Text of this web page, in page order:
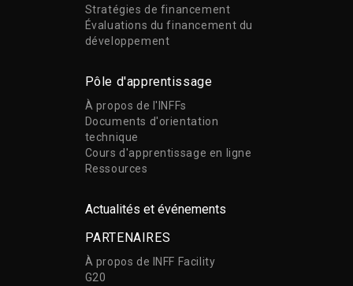
Stratégies de financement
Évaluations du financement du
développement
Pôle d'apprentissage
À propos de l'INFFs
Documents d'orientation
technique
Cours d'apprentissage en ligne
Ressources
Actualités et événements
PARTENAIRES
À propos de INFF Facility
G20